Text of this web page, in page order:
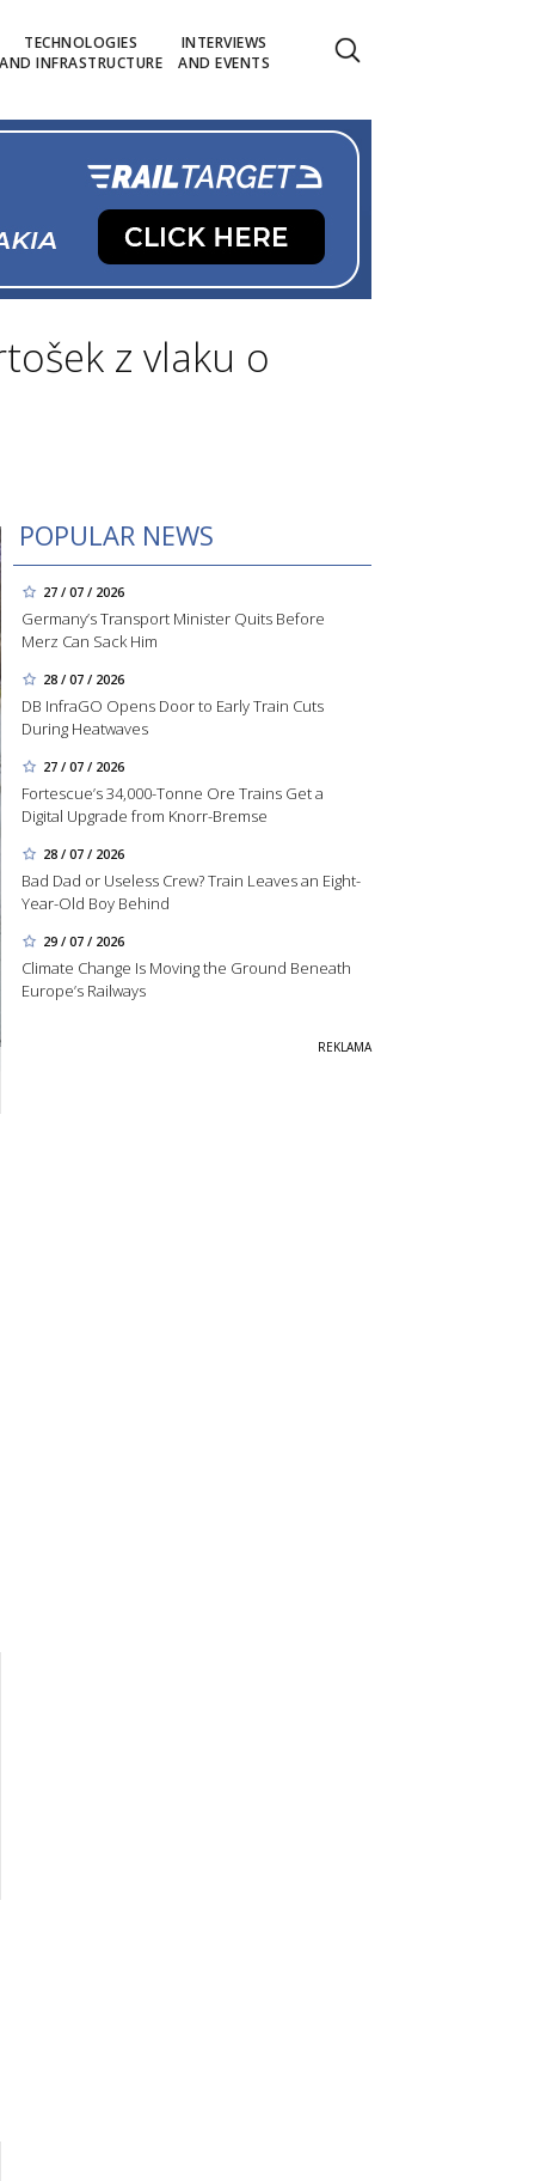
TECHNOLOGIES
AND INFRASTRUCTURE
INTERVIEWS
AND EVENTS
z vlaku o
POPULAR NEWS
27 / 07 / 2026
Germany’s Transport Minister Quits Before
Merz Can Sack Him
28 / 07 / 2026
DB InfraGO Opens Door to Early Train Cuts
During Heatwaves
27 / 07 / 2026
Fortescue’s 34,000-Tonne Ore Trains Get a
Digital Upgrade from Knorr-Bremse
28 / 07 / 2026
Bad Dad or Useless Crew? Train Leaves an Eight-
Year-Old Boy Behind
29 / 07 / 2026
Climate Change Is Moving the Ground Beneath
Europe’s Railways